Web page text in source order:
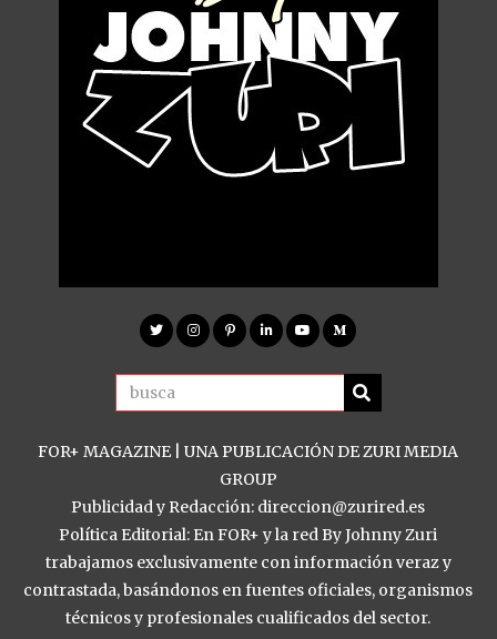
FOR+ MAGAZINE | UNA PUBLICACIÓN DE ZURI MEDIA
GROUP
Publicidad y Redacción: direccion@zurired.es
Política Editorial: En FOR+ y la red By Johnny Zuri
trabajamos exclusivamente con información veraz y
contrastada, basándonos en fuentes oficiales, organismos
técnicos y profesionales cualificados del sector.